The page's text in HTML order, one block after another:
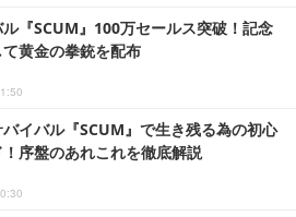
『SCUM』100万セールス突破！記念
黄金の拳銃を配布
イバル『SCUM』で生き残る為の初心
序盤のあれこれを徹底解説